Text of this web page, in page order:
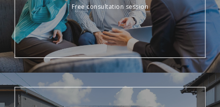
Free consultation session